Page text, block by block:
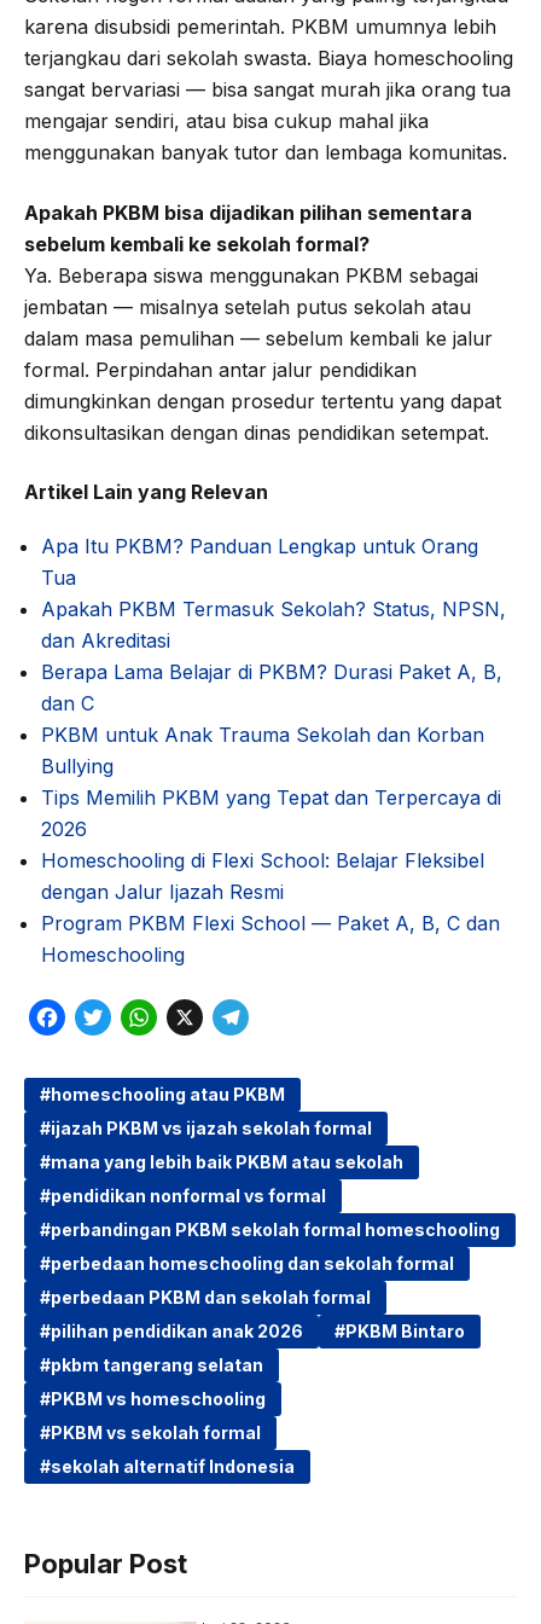
karena disubsidi pemerintah. PKBM umumnya lebih
terjangkau dari sekolah swasta. Biaya homeschooling
sangat bervariasi — bisa sangat murah jika orang tua
mengajar sendiri, atau bisa cukup mahal jika
menggunakan banyak tutor dan lembaga komunitas.
Apakah PKBM bisa dijadikan pilihan sementara
sebelum kembali ke sekolah formal?
Ya. Beberapa siswa menggunakan PKBM sebagai
jembatan — misalnya setelah putus sekolah atau
dalam masa pemulihan — sebelum kembali ke jalur
formal. Perpindahan antar jalur pendidikan
dimungkinkan dengan prosedur tertentu yang dapat
dikonsultasikan dengan dinas pendidikan setempat.
Artikel Lain yang Relevan
Apa Itu PKBM? Panduan Lengkap untuk Orang
Tua
Apakah PKBM Termasuk Sekolah? Status, NPSN,
dan Akreditasi
Berapa Lama Belajar di PKBM? Durasi Paket A, B,
dan C
PKBM untuk Anak Trauma Sekolah dan Korban
Bullying
Tips Memilih PKBM yang Tepat dan Terpercaya di
2026
Homeschooling di Flexi School: Belajar Fleksibel
dengan Jalur Ijazah Resmi
Program PKBM Flexi School — Paket A, B, C dan
Homeschooling
F
c
e
b
o
o
k
T
i
t
t
e
r
W
a
t
s
A
p
p
X
T
l
e
g
r
a
m
homeschooling atau PKBM
ijazah PKBM vs ijazah sekolah formal
mana yang lebih baik PKBM atau sekolah
pendidikan nonformal vs formal
perbandingan PKBM sekolah formal homeschooling
perbedaan homeschooling dan sekolah formal
perbedaan PKBM dan sekolah formal
pilihan pendidikan anak 2026
PKBM Bintaro
pkbm tangerang selatan
PKBM vs homeschooling
PKBM vs sekolah formal
sekolah alternatif Indonesia
Popular Post